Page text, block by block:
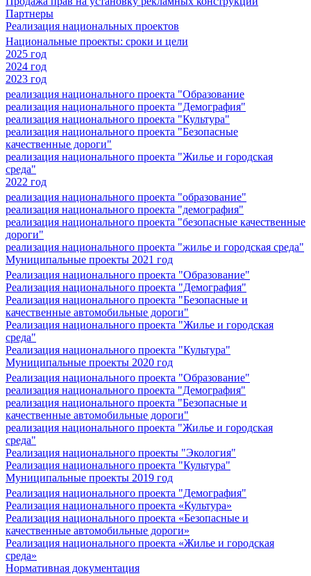
Партнеры
Реализация национальных проектов
Национальные проекты: сроки и цели
2025 год
2024 год
2023 год
реализация национального проекта "Образование
реализация национального проекта "Демография"
реализация национального проекта "Культура"
реализация национального проекта "Безопасные
качественные дороги"
реализация национального проекта "Жилье и городская
среда"
2022 год
реализация национального проекта "образование"
реализация национального проекта "демография"
реализация национального проекта "безопасные качественные
дороги"
реализация национального проекта "жилье и городская среда"
Муниципальные проекты 2021 год
Реализация национального проекта "Образование"
Реализация национального проекта "Демография"
Реализация национального проекта "Безопасные и
качественные автомобильные дороги"
Реализация национального проекта "Жилье и городская
среда"
Реализация национального проекта "Культура"
Муниципальные проекты 2020 год
Реализация национального проекта "Образование"
реализация национального проекта "Демография"
реализация национального проекта "Безопасные и
качественные автомобильные дороги"
реализация национального проекта "Жилье и городская
среда"
Реализация национального проекты "Экология"
Реализация национального проекта "Культура"
Муниципальные проекты 2019 год
Реализация национального проекта "Демография"
Реализация национального проекта «Культура»
Реализация национального проекта «Безопасные и
качественные автомобильные дороги»
Реализация национального проекта «Жилье и городская
среда»
Нормативная документация